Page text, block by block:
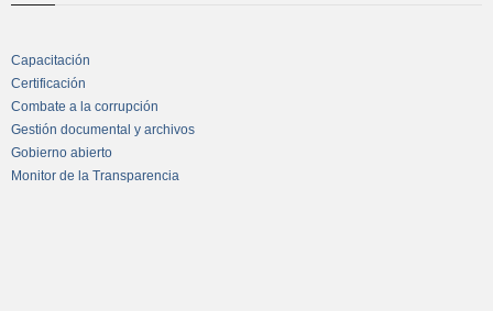
Capacitación
Certificación
Combate a la corrupción
Gestión documental y archivos
Gobierno abierto
Monitor de la Transparencia